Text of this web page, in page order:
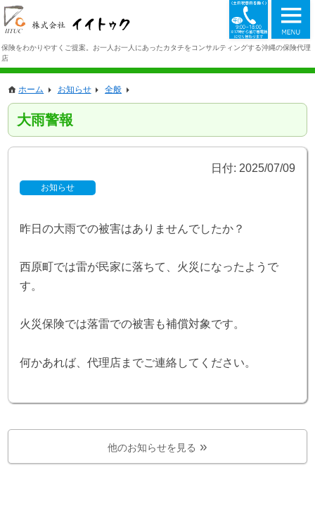
保険をわかりやすくご提案。お一人お一人にあったカタチをコンサルティングする沖縄の保険代理
店
098-942-
ホーム お知らせ 全般
大雨警報
日付: 2025/07/09
お知らせ
昨日の大雨での被害はありませんでしたか？
西原町では雷が民家に落ちて、火災になったようで
す。
火災保険では落雷での被害も補償対象です。
何かあれば、代理店までご連絡してください。
他のお知らせを見る